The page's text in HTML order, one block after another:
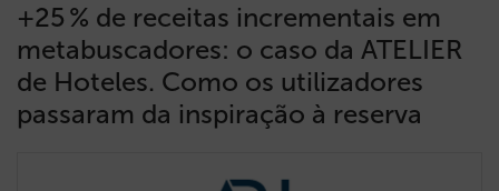
+25 % de receitas incrementais em
metabuscadores: o caso da ATELIER
de Hoteles. Como os utilizadores
passaram da inspiração à reserva